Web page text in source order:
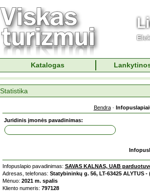
Katalogas
Statistika
Bendra·
Juridinis įmonės pavadinimas:
Infopuslapio pavadinimas: SAVAS KALNAS, UAB
Adresas, telefonas: Statybininkų g. 56, LT-63425 ALYTUS -
Mėnuo: 2021 m. spalis
Kliento numeris: 797128